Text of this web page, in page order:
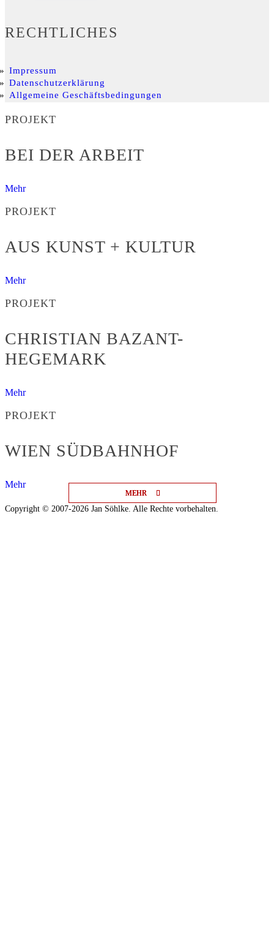
MEHR
MEHR
MEHR
RECHTLICHES
Impressum
Datenschutzerklärung
Allgemeine Geschäftsbedingungen
PROJEKT
BEI DER ARBEIT
Mehr
PROJEKT
AUS KUNST + KULTUR
Mehr
PROJEKT
CHRISTIAN BAZANT-
HEGEMARK
Mehr
PROJEKT
WIEN SÜDBAHNHOF
Mehr
Copyright © 2007-2026 Jan Söhlke. Alle Rechte vorbehalten.